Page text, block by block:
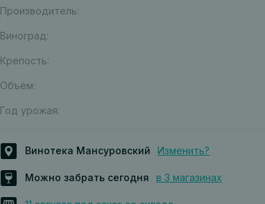
Производитель:
Виноград:
Крепость:
Объём:
Год урожая:
Винотека Мансуровский Изменить?
Можно забрать сегодня в 3 магазинах